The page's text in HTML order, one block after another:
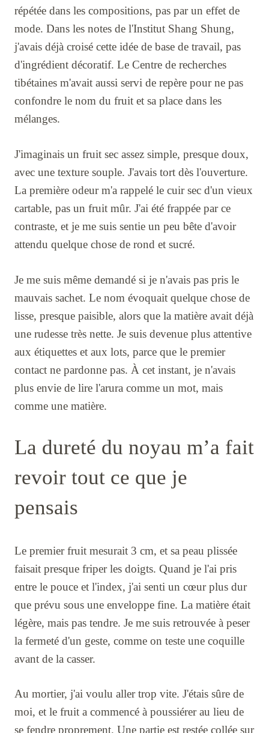
répétée dans les compositions, pas par un effet de
mode. Dans les notes de l'Institut Shang Shung,
j'avais déjà croisé cette idée de base de travail, pas
d'ingrédient décoratif. Le Centre de recherches
tibétaines m'avait aussi servi de repère pour ne pas
confondre le nom du fruit et sa place dans les
mélanges.
J'imaginais un fruit sec assez simple, presque doux,
avec une texture souple. J'avais tort dès l'ouverture.
La première odeur m'a rappelé le cuir sec d'un vieux
cartable, pas un fruit mûr. J'ai été frappée par ce
contraste, et je me suis sentie un peu bête d'avoir
attendu quelque chose de rond et sucré.
Je me suis même demandé si je n'avais pas pris le
mauvais sachet. Le nom évoquait quelque chose de
lisse, presque paisible, alors que la matière avait déjà
une rudesse très nette. Je suis devenue plus attentive
aux étiquettes et aux lots, parce que le premier
contact ne pardonne pas. À cet instant, je n'avais
plus envie de lire l'arura comme un mot, mais
comme une matière.
La dureté du noyau m’a fait
revoir tout ce que je
pensais
Le premier fruit mesurait 3 cm, et sa peau plissée
faisait presque friper les doigts. Quand je l'ai pris
entre le pouce et l'index, j'ai senti un cœur plus dur
que prévu sous une enveloppe fine. La matière était
légère, mais pas tendre. Je me suis retrouvée à peser
la fermeté d'un geste, comme on teste une coquille
avant de la casser.
Au mortier, j'ai voulu aller trop vite. J'étais sûre de
moi, et le fruit a commencé à poussiérer au lieu de
se fendre proprement. Une partie est restée collée sur